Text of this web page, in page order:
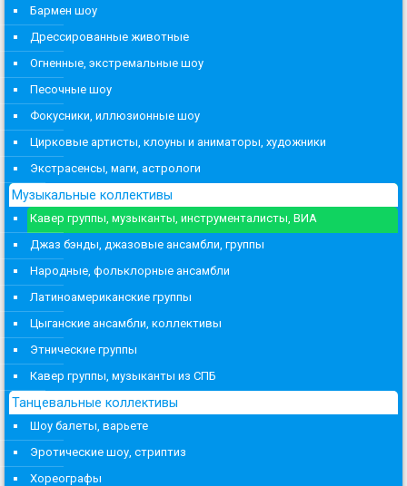
Бармен шоу
Дрессированные животные
Огненные, экстремальные шоу
Песочные шоу
Фокусники, иллюзионные шоу
Цирковые артисты, клоуны и аниматоры, художники
Экстрасенсы, маги, астрологи
Музыкальные коллективы
Кавер группы, музыканты, инструменталисты, ВИА
Джаз бэнды, джазовые ансамбли, группы
Народные, фольклорные ансамбли
Латиноамериканские группы
Цыганские ансамбли, коллективы
Этнические группы
Кавер группы, музыканты из СПБ
Танцевальные коллективы
Шоу балеты, варьете
Эротические шоу, стриптиз
Хореографы